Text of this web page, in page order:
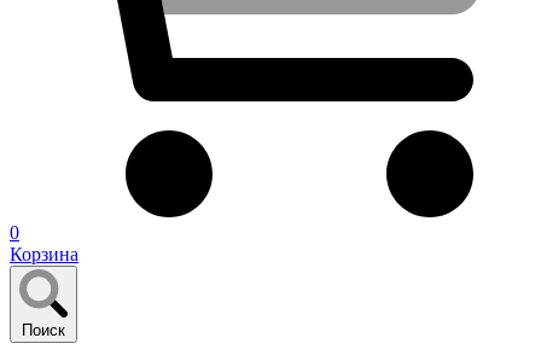
0
Корзина
Поиск